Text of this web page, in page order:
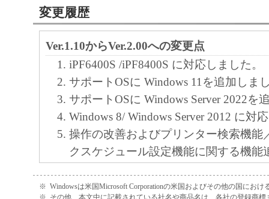
(4) 本契約に明示的に定める場合を除き、
フトウエア」に関する知的財産権のいかな
に付与するものではありません。
２．所有権
「本ソフトウエア」及びその複製物に係る
は、その内容によりキヤノンまたはキヤノ
ーに帰属します。
３．保証
「許諾ソフトウエア」が、CD-ROM等の記
変更履歴
Ver.1.10からVer.2.00への変更点
iPF6400S /iPF8400S に対応しました。
サポートOSに Windows 11を追加しま
サポートOSに Windows Server 2022を
Windows 8/ Windows Server 2012 に対
操作の改善およびプリンター検索機能
クスケジュール設定機能に関する機能
※ Windowsは米国Microsoft Corporationの米国およびその他の国におけ